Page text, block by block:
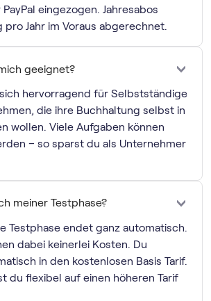
eingezogen. Jahresabos
pro Jahr im Voraus abgerechnet.
geeignet?
hervorragend für Selbstständige
die ihre Buchhaltung selbst in
wollen. Viele Aufgaben können
– so sparst du als Unternehmer
meiner Testphase?
Testphase endet ganz automatisch.
dabei keinerlei Kosten. Du
in den kostenlosen Basis Tarif.
du flexibel auf einen höheren Tarif